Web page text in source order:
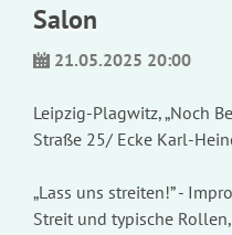
Salon
21.05.2025 20:00
Leipzig-Plagwitz, „Noch
Straße 25/ Ecke Karl-
„Lass uns streiten!” -
Streit und typische